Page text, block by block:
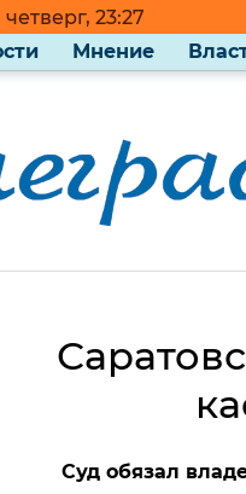
23:27
Мнение
Суд обязал